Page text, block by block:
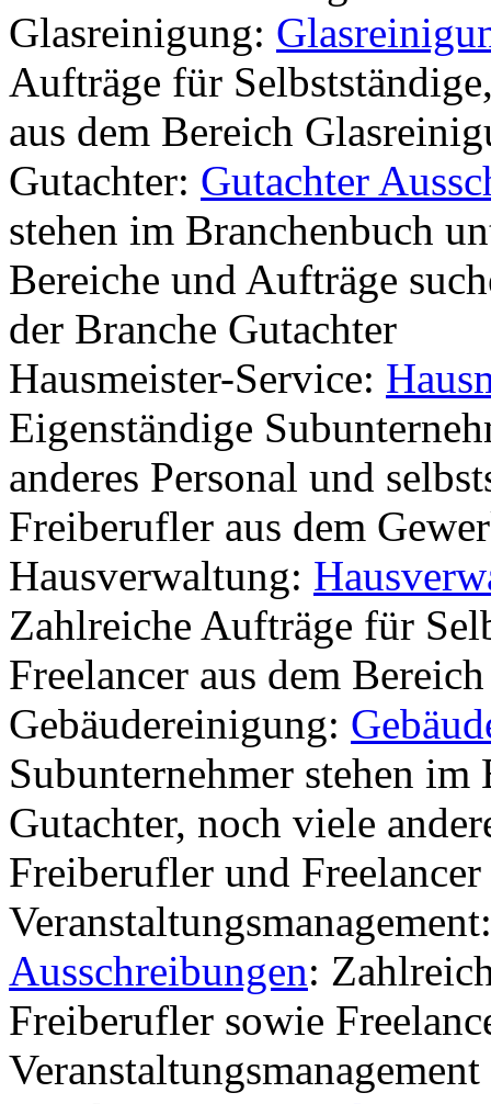
Glasreinigung:
Aufträge für
aus dem Bereich
Gutachter: Gutachter
stehen im Branchenbuch
Bereiche und Aufträge
der Branche Gutachter
Hausmeister-Service:
Eigenständige
anderes Personal und
Freiberufler aus dem
Hausverwaltung:
Zahlreiche Aufträge für
Freelancer aus dem
Gebäudereinigung:
Subunternehmer stehen
Gutachter, noch viele
Freiberufler und
Ausschreibungen:
Freiberufler sowie